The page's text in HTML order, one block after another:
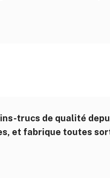
trucs de qualité
et fabrique toutes